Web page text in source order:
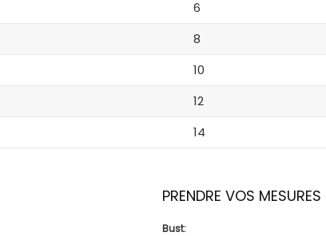
6
8
10
12
14
PRENDRE VOS MESURES
Bust: